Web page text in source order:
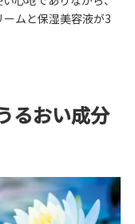
ムと保湿美容液が3
るおい成分